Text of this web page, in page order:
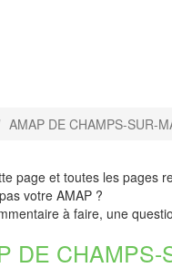
AMAP DE CHAMPS-SUR-
page et toutes les pages
votre AMAP ?
à faire, une
DE CHAMPS-